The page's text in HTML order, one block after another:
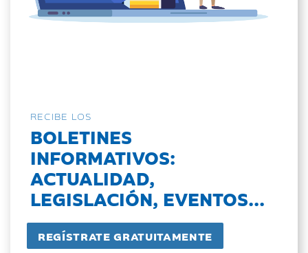
RECIBE LOS
BOLETINES
INFORMATIVOS:
ACTUALIDAD,
LEGISLACIÓN, EVENTOS...